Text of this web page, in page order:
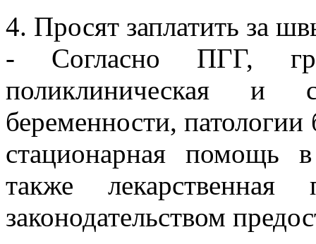
4. Просят заплатить за
- Согласно ПГГ,
поликлиническая и
беременности,
стационарная помощь
также
законодательством